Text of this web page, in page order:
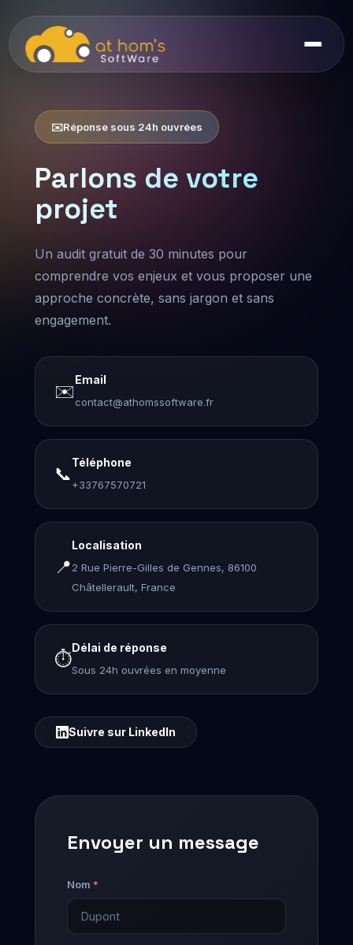
✉️Réponse sous 24h ouvrées
Parlons de votre
projet
Un audit gratuit de 30 minutes pour
comprendre vos enjeux et vous proposer une
approche concrète, sans jargon et sans
engagement.
✉️
Email
contact@athomssoftware.fr
📞
Téléphone
+33767570721
📍
Localisation
2 Rue Pierre-Gilles de Gennes, 86100
Châtellerault, France
⏱️
Délai de réponse
Sous 24h ouvrées en moyenne
Suivre sur LinkedIn
Envoyer un message
Nom *